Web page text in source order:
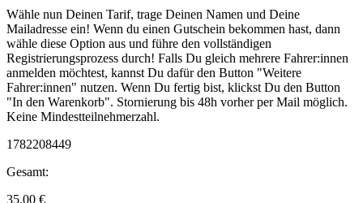
Wähle nun Deinen Tarif, trage Deinen Namen und Deine
Mailadresse ein! Wenn du einen Gutschein bekommen hast, dann
wähle diese Option aus und führe den vollständigen
Registrierungsprozess durch! Falls Du gleich mehrere Fahrer:innen
anmelden möchtest, kannst Du dafür den Button "Weitere
Fahrer:innen" nutzen. Wenn Du fertig bist, klickst Du den Button
"In den Warenkorb". Stornierung bis 48h vorher per Mail möglich.
Keine Mindestteilnehmerzahl.
1782208449
Gesamt:
35.00 €